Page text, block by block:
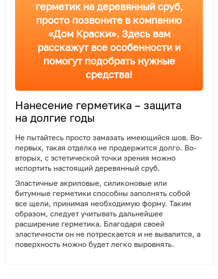
герметик на деревянный сруб,
просто позвоните в компанию
«Дом Краски». Здесь вам
расскажут все особенности и
помогут подобрать нужные
средства!
Нанесение герметика – защита
на долгие годы
Не пытайтесь просто замазать имеющийся шов. Во-
первых, такая отделка не продержится долго. Во-
вторых, с эстетической точки зрения можно
испортить настоящий деревянный сруб.
Эластичные акриловые, силиконовые или
битумные герметики способны заполнять собой
все щели, принимая необходимую форму. Таким
образом, следует учитывать дальнейшее
расширение герметика. Благодаря своей
эластичности он не потрескается и не вывалится, а
поверхность можно будет легко выровнять.